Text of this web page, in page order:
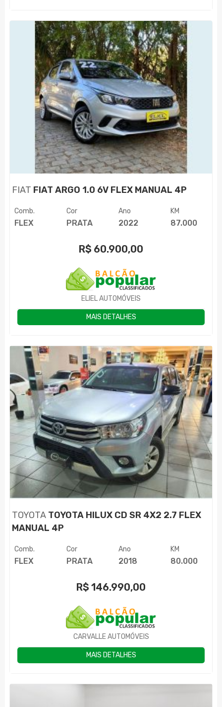
FIAT FIAT ARGO 1.0 6V FLEX MANUAL 4P
Comb.
FLEX
Cor
PRATA
Ano
2022
KM
87.000
R$ 60.900,00
ELIEL AUTOMÓVEIS
MAIS DETALHES
TOYOTA TOYOTA HILUX CD SR 4X2 2.7 FLEX
MANUAL 4P
Comb.
FLEX
Cor
PRATA
Ano
2018
KM
80.000
R$ 146.990,00
CARVALLE AUTOMÓVEIS
MAIS DETALHES